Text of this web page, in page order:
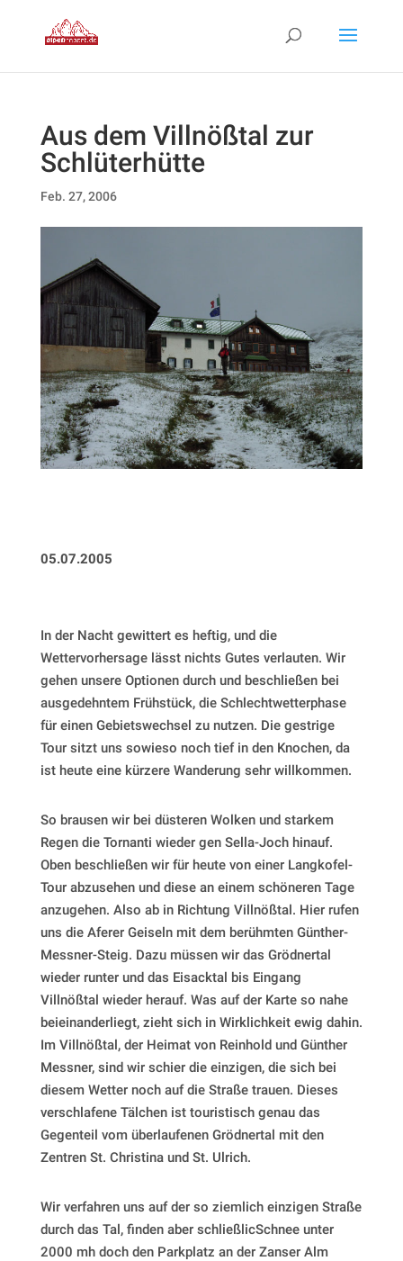
Aus dem Villnößtal zur
Schlüterhütte
Feb. 27, 2006
05.07.2005
In der Nacht gewittert es heftig, und die
Wettervorhersage lässt nichts Gutes verlauten. Wir
gehen unsere Optionen durch und beschließen bei
ausgedehntem Frühstück, die Schlechtwetterphase
für einen Gebietswechsel zu nutzen. Die gestrige
Tour sitzt uns sowieso noch tief in den Knochen, da
ist heute eine kürzere Wanderung sehr willkommen.
So brausen wir bei düsteren Wolken und starkem
Regen die Tornanti wieder gen Sella-Joch hinauf.
Oben beschließen wir für heute von einer Langkofel-
Tour abzusehen und diese an einem schöneren Tage
anzugehen. Also ab in Richtung Villnößtal. Hier rufen
uns die Aferer Geiseln mit dem berühmten Günther-
Messner-Steig. Dazu müssen wir das Grödnertal
wieder runter und das Eisacktal bis Eingang
Villnößtal wieder herauf. Was auf der Karte so nahe
beieinanderliegt, zieht sich in Wirklichkeit ewig dahin.
Im Villnößtal, der Heimat von Reinhold und Günther
Messner, sind wir schier die einzigen, die sich bei
diesem Wetter noch auf die Straße trauen. Dieses
verschlafene Tälchen ist touristisch genau das
Gegenteil vom überlaufenen Grödnertal mit den
Zentren St. Christina und St. Ulrich.
Wir verfahren uns auf der so ziemlich einzigen Straße
durch das Tal, finden aber schließlicSchnee unter
2000 mh doch den Parkplatz an der Zanser Alm